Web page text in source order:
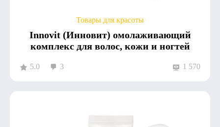
Товары для красоты
Innovit (Инновит) омолаживающий
комплекс для волос, кожи и ногтей
5.0 3 1 570